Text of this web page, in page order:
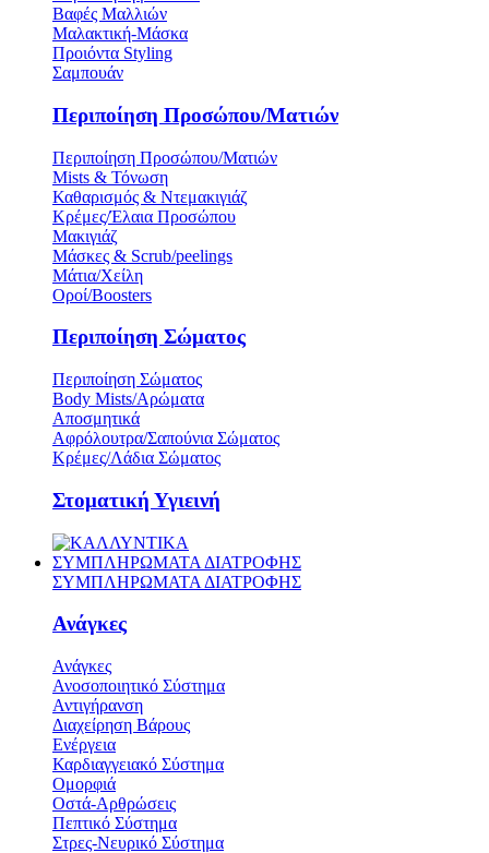
Βαφές Μαλλιών
Μαλακτική-Μάσκα
Προιόντα Styling
Σαμπουάν
Περιποίηση Προσώπου/Ματιών
Περιποίηση Προσώπου/Ματιών
Mists & Τόνωση
Καθαρισμός & Ντεμακιγιάζ
Κρέμες/Έλαια Προσώπου
Μακιγιάζ
Μάσκες & Scrub/peelings
Μάτια/Χείλη
Οροί/Boosters
Περιποίηση Σώματος
Περιποίηση Σώματος
Body Mists/Αρώματα
Αποσμητικά
Αφρόλουτρα/Σαπούνια Σώματος
Κρέμες/Λάδια Σώματος
Στοματική Υγιεινή
ΣΥΜΠΛΗΡΩΜΑΤΑ ΔΙΑΤΡΟΦΗΣ
ΣΥΜΠΛΗΡΩΜΑΤΑ ΔΙΑΤΡΟΦΗΣ
Ανάγκες
Ανάγκες
Ανοσοποιητικό Σύστημα
Αντιγήρανση
Διαχείρηση Βάρους
Ενέργεια
Καρδιαγγειακό Σύστημα
Ομορφιά
Οστά-Αρθρώσεις
Πεπτικό Σύστημα
Στρες-Νευρικό Σύστημα